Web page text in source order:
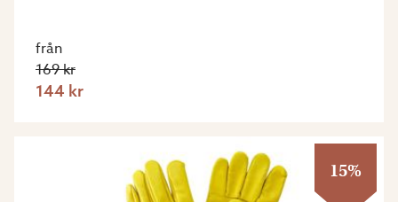
från
169 kr
144 kr
15%